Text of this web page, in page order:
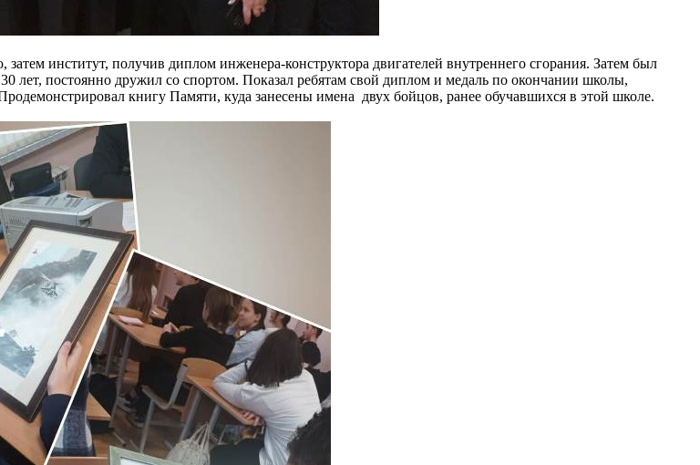
институт, получив диплом инженера-конструктора двигателей внутреннего сгорания. Затем был
лет, постоянно дружил со спортом. Показал ребятам свой диплом и медаль по окончании школы,
книгу Памяти, куда занесены имена двух бойцов, ранее обучавшихся в этой школе.